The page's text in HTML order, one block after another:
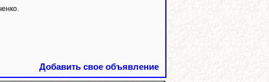
Добавить свое объявление